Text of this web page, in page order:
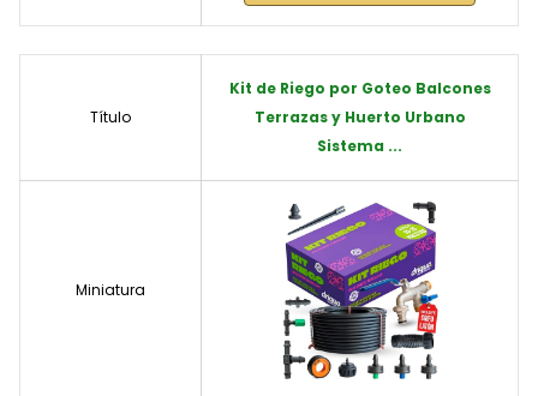
Título
Kit de Riego por Goteo Balcones
Terrazas y Huerto Urbano
Sistema ...
Miniatura